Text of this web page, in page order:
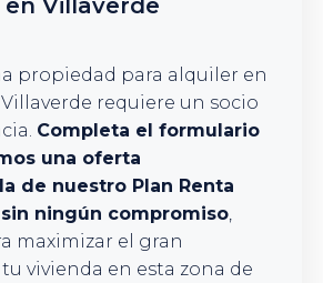
en Villaverde
propiedad para alquiler en
requiere un socio
Completa el formulario
una oferta
de nuestro Plan Renta
ningún compromiso,
maximizar el gran
vivienda en esta zona de